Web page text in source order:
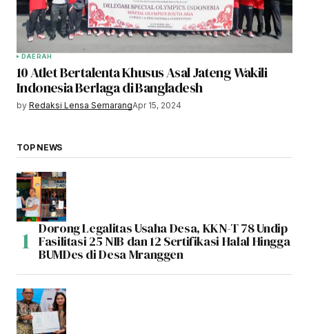
DAERAH
10 Atlet Bertalenta Khusus Asal Jateng Wakili
Indonesia Berlaga di Bangladesh
by Redaksi Lensa SemarangApr 15, 2024
TOP NEWS
Dorong Legalitas Usaha Desa, KKN-T 78 Undip
Fasilitasi 25 NIB dan 12 Sertifikasi Halal Hingga
BUMDes di Desa Mranggen